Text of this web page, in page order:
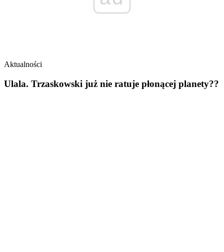
Aktualności
Ulala. Trzaskowski już nie ratuje płonącej planety??